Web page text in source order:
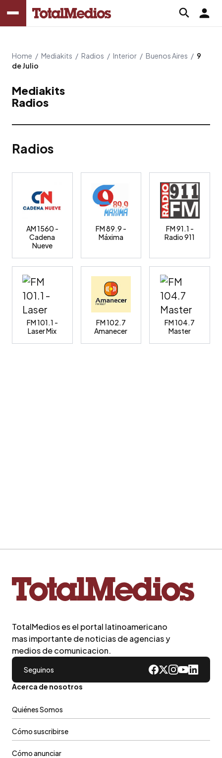
Home / Mediakits / Radios / Interior / Buenos Aires / 9
de Julio
Mediakits
Radios
Radios
AM 1560 -
Cadena
Nueve
FM 89.9 -
Máxima
FM 91.1 -
Radio 911
FM 101.1 -
Laser Mix
FM 102.7
Amanecer
FM 104.7
Master
TotalMedios es el portal latinoamericano
mas importante de noticias de agencias y
medios de comunicacion.
Seguinos
Acerca de nosotros
Quiénes Somos
Cómo suscribirse
Cómo anunciar